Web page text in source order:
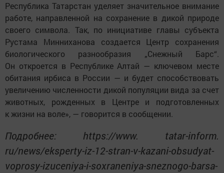
Республика Татарстан уделяет значительное внимание
работе, направленной на сохранение в дикой природе
своего символа. Так, по инициативе главы субъекта
Рустама Минниханова создается Центр сохранения
биологического разнообразия „Снежный Барс“.
Он откроется в Республике Алтай — ключевом месте
обитания ирбиса в России — и будет способствовать
увеличению численности дикой популяции вида за счет
животных, рожденных в Центре и подготовленных
к жизни на воле», — говорится в сообщении.
Подробнее: https://www. tatar-inform.
ru/news/eksperty-iz-12-stran-v-kazani-obsudyat-
voprosy-izuceniya-i-soxraneniya-sneznogo-barsa-